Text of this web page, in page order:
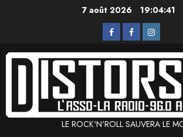
7 août 2026 19:04:42
L’Asso
La
LE ROCK'N'ROLL SAUVERA LE